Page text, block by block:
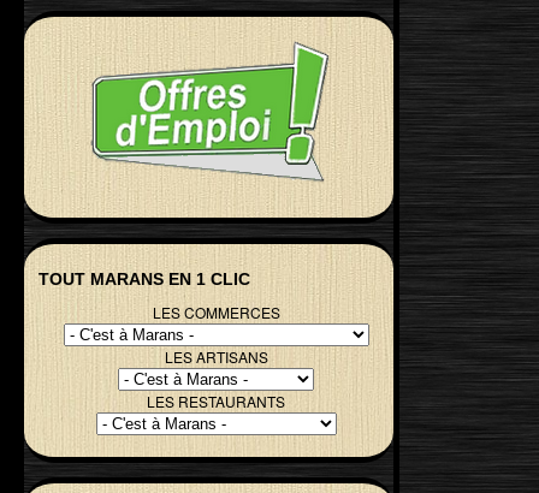
TOUT MARANS EN 1 CLIC
LES COMMERCES
LES ARTISANS
LES RESTAURANTS